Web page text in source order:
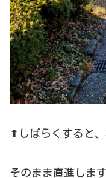
⬆しばらくすると
そのまま直進します